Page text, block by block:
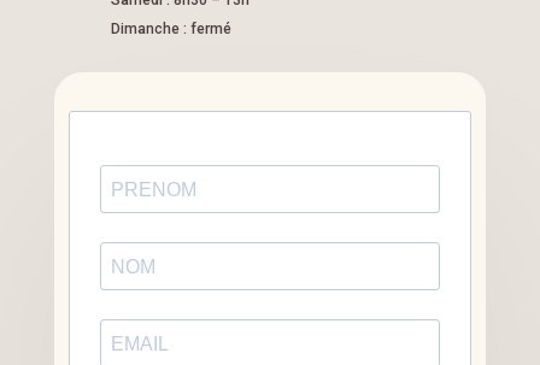
Dimanche : fermé